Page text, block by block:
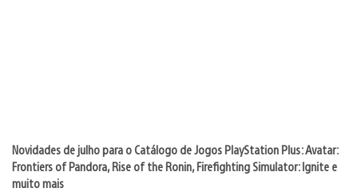
Novidades de julho para o Catálogo de Jogos PlayStation Plus: Avatar:
Frontiers of Pandora, Rise of the Ronin, Firefighting Simulator: Ignite e
muito mais